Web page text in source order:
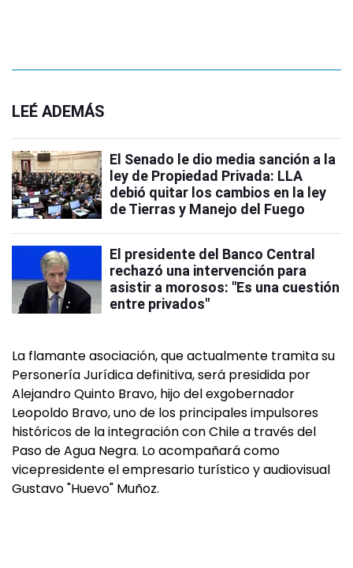
LEÉ ADEMÁS
El Senado le dio media sanción a la
ley de Propiedad Privada: LLA
debió quitar los cambios en la ley
de Tierras y Manejo del Fuego
El presidente del Banco Central
rechazó una intervención para
asistir a morosos: "Es una cuestión
entre privados"
La flamante asociación, que actualmente tramita su
Personería Jurídica definitiva, será presidida por
Alejandro Quinto Bravo, hijo del exgobernador
Leopoldo Bravo, uno de los principales impulsores
históricos de la integración con Chile a través del
Paso de Agua Negra. Lo acompañará como
vicepresidente el empresario turístico y audiovisual
Gustavo "Huevo" Muñoz.